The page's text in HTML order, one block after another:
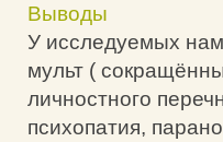
Выводы
У исследуемых
мульт (
личностного
психопатия,